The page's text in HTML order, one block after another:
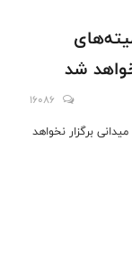
شد
16086
برگزار نخواهد